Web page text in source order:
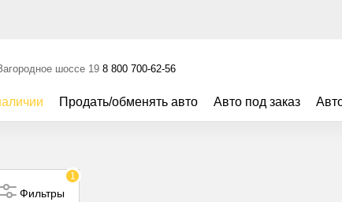
шоссе 19 8 800 700-62-56
Продать/обменять авто Авто под заказ
1
Фильтры